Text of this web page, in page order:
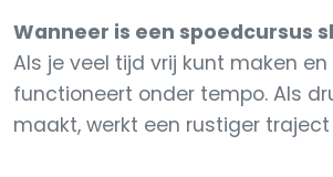
Wanneer is een spoedcursus
Als je veel tijd vrij kunt maken
functioneert onder tempo. Als
maakt, werkt een rustiger